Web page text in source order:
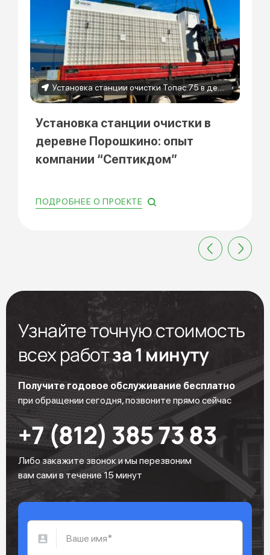
Установка станции очистки Топас 75 в деревне Порошкино
Установка станции очистки в
деревне Порошкино: опыт
компании “Септикдом”
ПОДРОБНЕЕ О ПРОЕКТЕ
Узнайте точную стоимость
всех работза 1 минуту
Получите годовое обслуживание бесплатно
при обращении сегодня, позвоните прямо сейчас
+7 (812) 385 73 83
Либо закажите звонок и мы перезвоним
вам сами в течение 15 минут